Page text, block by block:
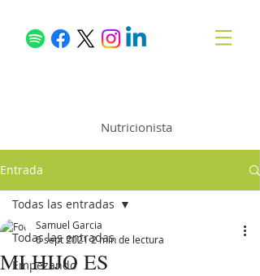
Nutricionista
Entrada
Todas las entradas
Empezando
Todas las entradas
MI HIJO ES
Samuel Garcia
6 sept 20212 min de lectura